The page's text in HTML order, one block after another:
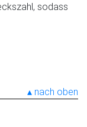
sodass
nach oben